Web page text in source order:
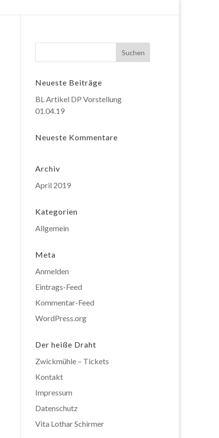
Neueste Beiträge
BL Artikel DP Vorstellung
01.04.19
Neueste Kommentare
Archiv
April 2019
Kategorien
Allgemein
Meta
Anmelden
Eintrags-Feed
Kommentar-Feed
WordPress.org
Der heiße Draht
Zwickmühle – Tickets
Kontakt
Impressum
Datenschutz
Vita Lothar Schirmer